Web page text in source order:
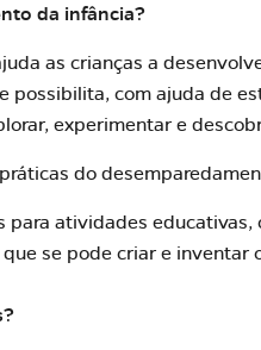
da infância?
as crianças a
possibilita, com ajuda de
experimentar e
do
para atividades educativas,
se pode criar e